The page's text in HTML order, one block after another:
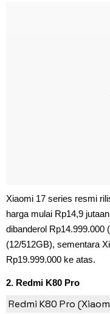
Xiaomi 17 series resmi
harga mulai Rp14,9
dibanderol Rp14.999.000
(12/512GB), sementara
Rp19.999.000 ke atas.
2. Redmi K80 Pro
Redmi K80 Pro